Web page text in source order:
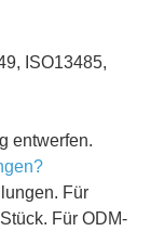
ISO13485,
entwerfen.
Für
Für ODM-